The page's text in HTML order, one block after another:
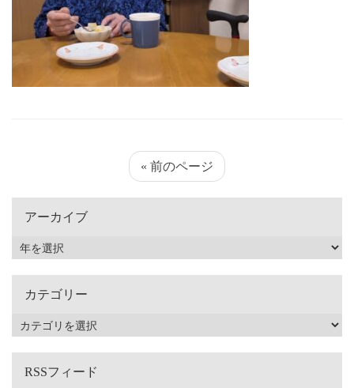
« 前のページ
アーカイブ
カテゴリー
RSSフィード